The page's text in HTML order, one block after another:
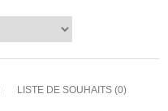
LISTE DE SOUHAITS (0)